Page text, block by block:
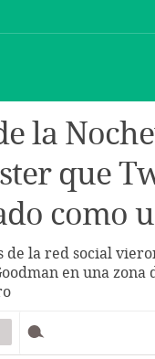
la
que
como
de la red social
en una